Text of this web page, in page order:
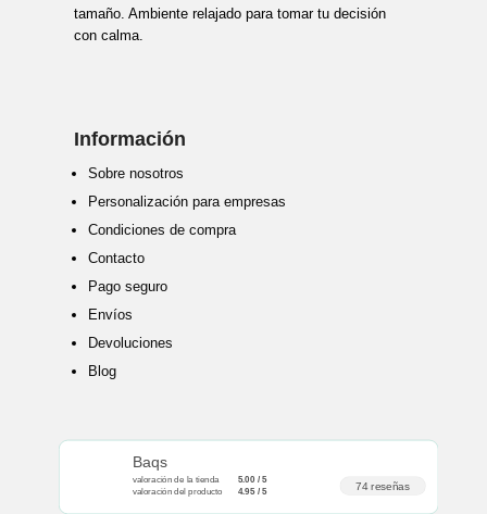
tamaño. Ambiente relajado para tomar tu decisión
con calma.
Información
Sobre nosotros
Personalización para empresas
Condiciones de compra
Contacto
Pago seguro
Envíos
Devoluciones
Blog
Baqs
valoración de la tienda 5.00 / 5
valoración del producto 4.95 / 5 74 reseñas